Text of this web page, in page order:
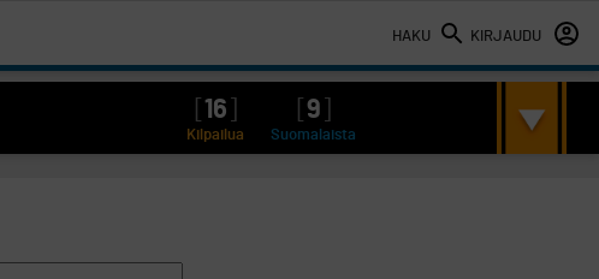
HAKU KIRJAUDU
16 9
Kilpailua Suomalaista